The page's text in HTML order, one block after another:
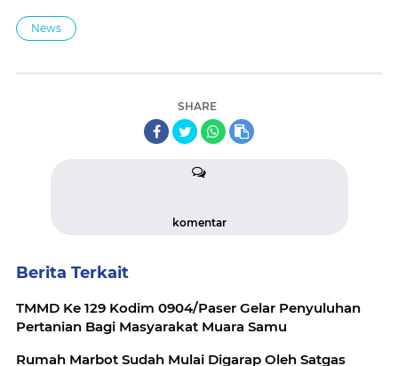
News
SHARE
komentar
Berita Terkait
TMMD Ke 129 Kodim 0904/Paser Gelar Penyuluhan
Pertanian Bagi Masyarakat Muara Samu
Rumah Marbot Sudah Mulai Digarap Oleh Satgas